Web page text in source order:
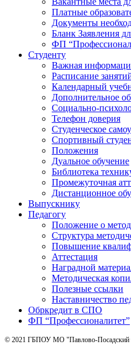
Платные
Документы
Бланк Заявления
ФП
Студенту
Важная
Расписание
Календарный
Дополнительное
Социально-
Телефон доверия
Студенческое
Спортивный
Положения
Дуальное обучение
Библиотека
Промежуточная
Дистанционное
Выпускнику
Педагогу
Положение о
Структура
Повышение
Аттестация
Наградной
Методическая
Полезные ссылки
Наставничество
Обркредит в СПО
ФП “Профессионалитет”
© 2021 ГБПОУ МО "Павлово-Посадский